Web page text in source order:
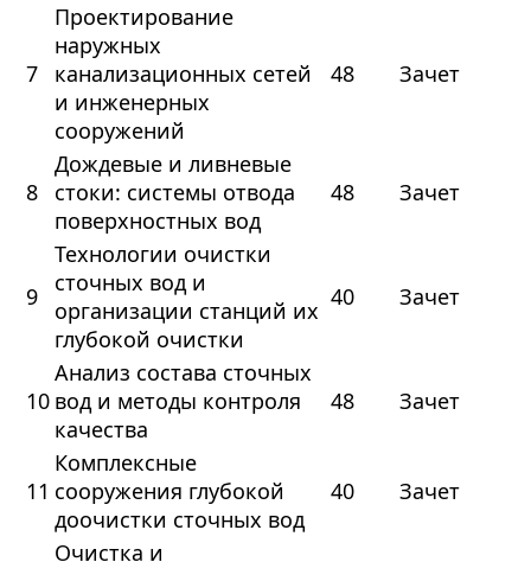
7
Проектирование
наружных
канализационных сетей
и инженерных
сооружений
48 Зачет
8
Дождевые и ливневые
стоки: системы отвода
поверхностных вод
48 Зачет
9
Технологии очистки
сточных вод и
организации станций их
глубокой очистки
40 Зачет
10
Анализ состава сточных
вод и методы контроля
качества
48 Зачет
11
Комплексные
сооружения глубокой
доочистки сточных вод
40 Зачет
Очистка и